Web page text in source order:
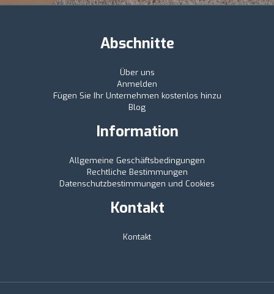
Abschnitte
Über uns
Anmelden
Fügen Sie Ihr Unternehmen kostenlos hinzu
Blog
Information
Allgemeine Geschäftsbedingungen
Rechtliche Bestimmungen
Datenschutzbestimmungen und Cookies
Kontakt
Kontakt